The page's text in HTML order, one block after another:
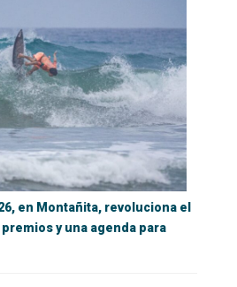
en Montañita, revoluciona el
y una agenda para